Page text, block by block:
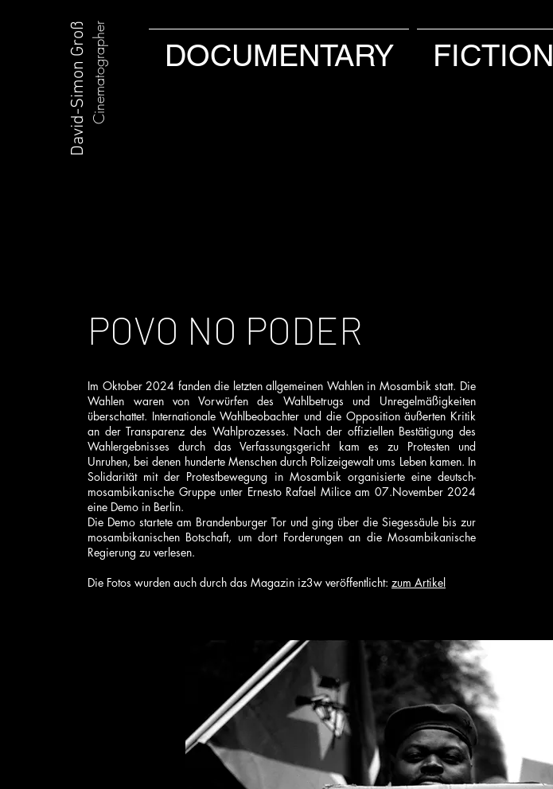
DOCUMENTARY FICTION
David-Simon GroßCinematographer
POVO NO PODER
Im Oktober 2024 fanden die letzten allgemeinen Wahlen in Mosambik statt. Die
Wahlen waren von Vorwürfen des Wahlbetrugs und Unregelmäßigkeiten
überschattet. Internationale Wahlbeobachter und die Opposition äußerten Kritik
an der Transparenz des Wahlprozesses. Nach der offiziellen Bestätigung des
Wahlergebnisses durch das Verfassungsgericht kam es zu Protesten und
Unruhen, bei denen hunderte Menschen durch Polizeigewalt ums Leben kamen. In
Solidarität mit der Protestbewegung in Mosambik organisierte eine deutsch-
mosambikanische Gruppe unter Ernesto Rafael Milice am 07.November 2024
eine Demo in Berlin.
Die Demo startete am Brandenburger Tor und ging über die Siegessäule bis zur
mosambikanischen Botschaft, um dort Forderungen an die Mosambikanische
Regierung zu verlesen.
Die Fotos wurden auch durch das Magazin iz3w veröffentlicht: zum Artikel